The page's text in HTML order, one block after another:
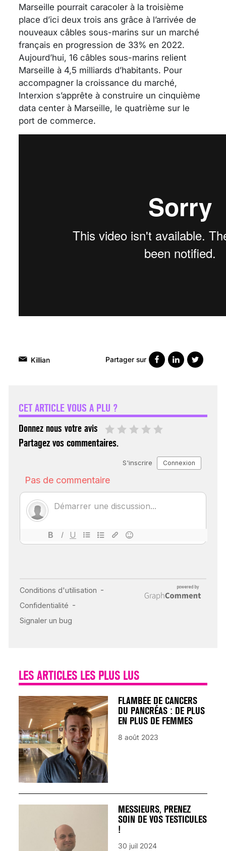
Marseille pourrait caracoler à la troisième
place d’ici deux trois ans grâce à l’arrivée de
nouveaux câbles sous-marins sur un marché
français en progression de 33% en 2022.
Aujourd’hui, 16 câbles sous-marins relient
Marseille à 4,5 milliards d’habitants. Pour
accompagner la croissance du marché,
Interxion s’apprête à construire un cinquième
data center à Marseille, le quatrième sur le
port de commerce.
Killian Partager sur
CET ARTICLE VOUS A PLU ?
Donnez nous votre avis
Partagez vos commentaires.
LES ARTICLES LES PLUS LUS
ÉCHO : DES IMAGES
POUR TOUTES LES
18 juil 2022
INSUFFISANCE
CARDIAQUE : LES
FLAMBÉE DE CANCERS
DU PANCRÉAS : DE PLUS
EN PLUS DE FEMMES
8 août 2023
MESSIEURS, PRENEZ
SOIN DE VOS TESTICULES
!
30 juil 2024